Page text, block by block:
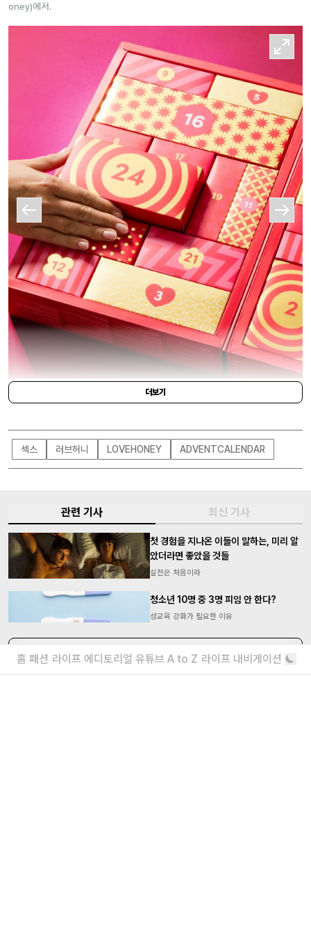
oney)에서.
LOVEHONEY
더보기
섹스 러브허니 LOVEHONEY ADVENTCALENDAR
관련 기사 최신 기사
첫 경험을 지나온 이들이 말하는, 미리 알
았더라면 좋았을 것들
실전은 처음이라
청소년 10명 중 3명 피임 안 한다?
성교육 강화가 필요한 이유
홈 패션 라이프 에디토리얼 유튜브 A to Z 라이프 내비게이션